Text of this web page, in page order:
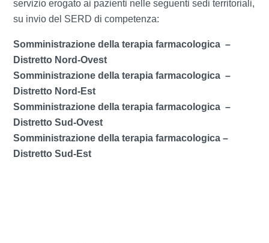
servizio erogato ai pazienti nelle seguenti sedi territoriali,
su invio del SERD di competenza:
Somministrazione della terapia farmacologica –
Distretto Nord-Ovest
Somministrazione della terapia farmacologica –
Distretto Nord-Est
Somministrazione della terapia farmacologica –
Distretto Sud-Ovest
Somministrazione della terapia farmacologica –
Distretto Sud-Est